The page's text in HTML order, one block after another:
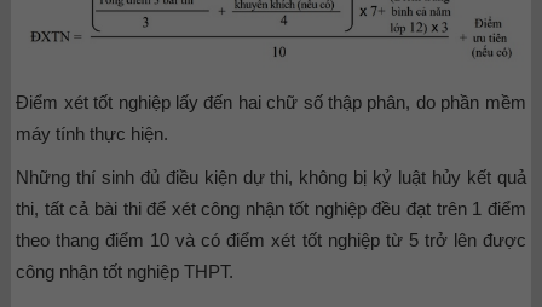
Điểm xét tốt nghiệp lấy đến hai chữ số thập phân, do phần mềm
máy tính thực hiện.
Những thí sinh đủ điều kiện dự thi, không bị kỷ luật hủy kết quả
thi, tất cả bài thi để xét công nhận tốt nghiệp đều đạt trên 1 điểm
theo thang điểm 10 và có điểm xét tốt nghiệp từ 5 trở lên được
công nhận tốt nghiệp THPT.